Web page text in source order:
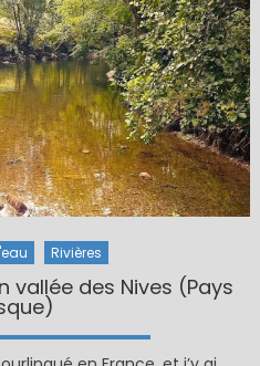
Rivières
vallée des Nives (Pays